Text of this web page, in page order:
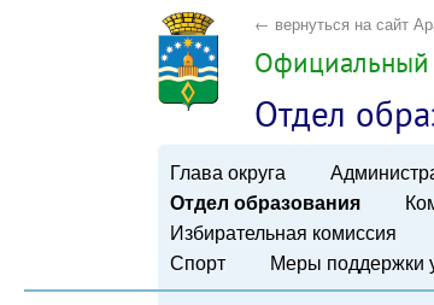
← вернуться на сайт
Официальный
Отдел
Глава округа
Отдел образования
Избирательная комиссия
Спорт
Меры поддержки